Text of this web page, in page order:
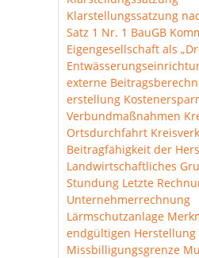
Klarstellungssatzung
Satz 1 Nr. 1 BauGB
Eigengesellschaft als
externe
erstellung
Verbundmaßnahmen
Ortsdurchfahrt
Beitragfähigkeit der
Landwirtschaftliches
Stundung Letzte
Unternehmerrechnung
Lärmschutzanlage
endgültigen Herstellung
Missbilligungsgrenze